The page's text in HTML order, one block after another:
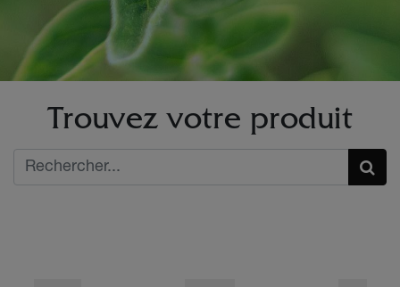
Trouvez votre produit